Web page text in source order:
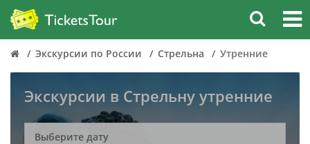
Экскурсии по России Стрельна Утренние
Экскурсии в Стрельну утренние